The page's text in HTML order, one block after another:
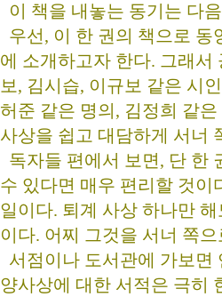
이 책을 내놓는 동기는 다
우선, 이 한 권의 책으로 동
에 소개하고자 한다. 그래서
보, 김시습, 이규보 같은 시
허준 같은 명의, 김정희 같
사상을 쉽고 대담하게 서너
독자들 편에서 보면, 단 한
수 있다면 매우 편리할 것
일이다. 퇴계 사상 하나만
이다. 어찌 그것을 서너 쪽
서점이나 도서관에 가보면
양사상에 대한 서적은 극히